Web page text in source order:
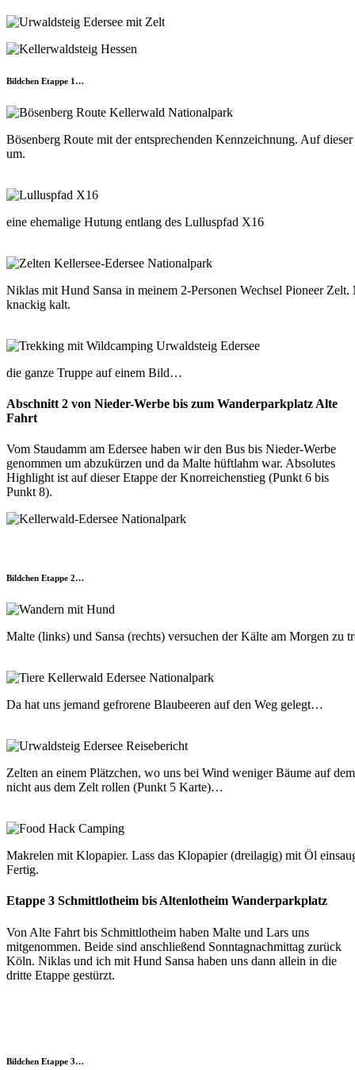
Bildchen Etappe 1…
Bösenberg Route mit der entsprechenden Kennzeichnung. Auf
um.
eine ehemalige Hutung entlang des Lulluspfad X16
Niklas mit Hund Sansa in meinem 2-Personen Wechsel Pioneer
knackig kalt.
die ganze Truppe auf einem Bild…
Abschnitt 2 von Nieder-Werbe bis zum Wanderparkplatz Alte
Fahrt
Vom Staudamm am Edersee haben wir den Bus bis Nieder-Werbe
genommen um abzukürzen und da Malte hüftlahm war. Absolutes
Highlight ist auf dieser Etappe der Knorreichenstieg (Punkt 6 bis
Punkt 8).
Bildchen Etappe 2…
Malte (links) und Sansa (rechts) versuchen der Kälte am Morgen zu
Da hat uns jemand gefrorene Blaubeeren auf den Weg gelegt…
Zelten an einem Plätzchen, wo uns bei Wind weniger Bäume auf
nicht aus dem Zelt rollen (Punkt 5 Karte)…
Makrelen mit Klopapier. Lass das Klopapier (dreilagig) mit Öl
Fertig.
Etappe 3 Schmittlotheim bis Altenlotheim Wanderparkplatz
Von Alte Fahrt bis Schmittlotheim haben Malte und Lars uns
mitgenommen. Beide sind anschließend Sonntagnachmittag zurück
Köln. Niklas und ich mit Hund Sansa haben uns dann allein in die
dritte Etappe gestürzt.
Bildchen Etappe 3…